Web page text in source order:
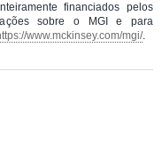
financiados pelos
sobre o MGI e para
www.mckinsey.com/mgi/.